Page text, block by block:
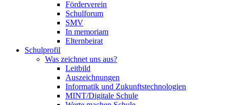
Förderverein
Schulforum
SMV
In memoriam
Elternbeirat
Schulprofil
Was zeichnet uns aus?
Leitbild
Auszeichnungen
Informatik und Zukunftstechnologien
MINT/Digitale Schule